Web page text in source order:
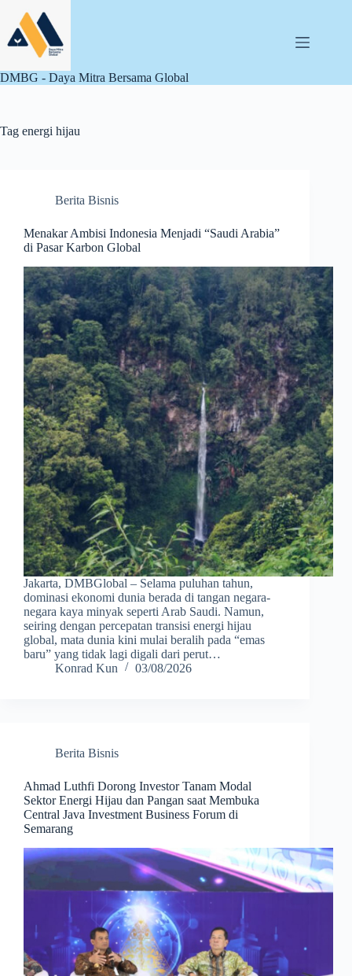
content
DMBG - Daya Mitra Bersama Global
Tag energi hijau
Berita Bisnis
Menakar Ambisi Indonesia Menjadi “Saudi Arabia”
di Pasar Karbon Global
Jakarta, DMBGlobal – Selama puluhan tahun,
dominasi ekonomi dunia berada di tangan negara-
negara kaya minyak seperti Arab Saudi. Namun,
seiring dengan percepatan transisi energi hijau
global, mata dunia kini mulai beralih pada “emas
baru” yang tidak lagi digali dari perut…
Konrad Kun
03/08/2026
Berita Bisnis
Ahmad Luthfi Dorong Investor Tanam Modal
Sektor Energi Hijau dan Pangan saat Membuka
Central Java Investment Business Forum di
Semarang